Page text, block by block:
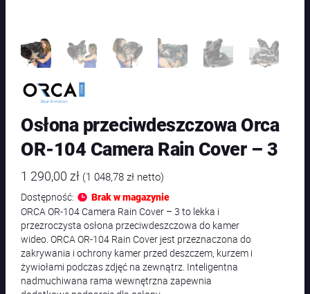
Osłona przeciwdeszczowa Orca
OR-104 Camera Rain Cover – 3
1 290,00zł (1 048,78zł netto)
Dostępność:
Brak w magazynie
ORCA OR-104 Camera Rain Cover – 3 to lekka i
przezroczysta osłona przeciwdeszczowa do kamer
wideo. ORCA OR-104 Rain Cover jest przeznaczona do
zakrywania i ochrony kamer przed deszczem, kurzem i
żywiołami podczas zdjęć na zewnątrz. Inteligentna
nadmuchiwana rama wewnętrzna zapewnia